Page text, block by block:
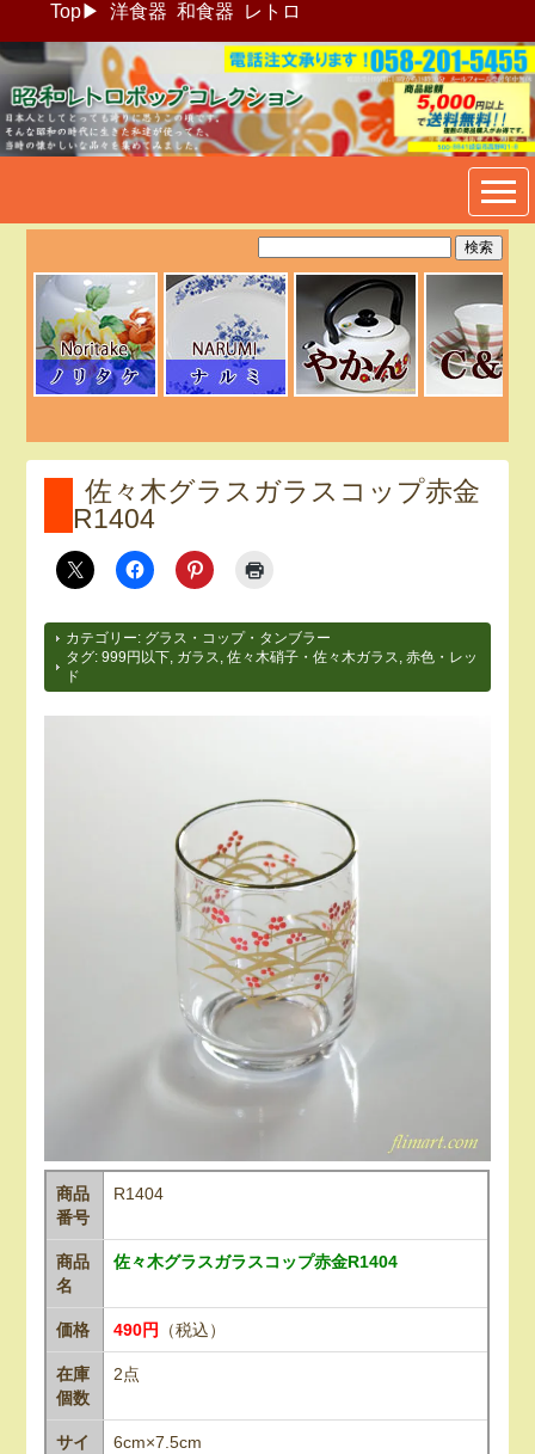
Top▶ 洋食器 和食器 レトロ
昭和レトロポップ食器生活雑
貨通販＠フリマート
佐々木グラスガラスコップ赤金
R1404
カテゴリー: グラス・コップ・タンブラー
タグ:999円以下 ガラス ,佐々木硝子・佐々木ガラス ,赤色・レッ
ド
商品
番号
R1404
商品
名
佐々木グラスガラスコップ赤金R1404
価格 490円 （税込）
在庫
個数
2点
サイ
6cm×7.5cm